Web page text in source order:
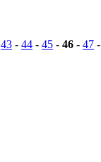
43 - 44 - 45 - 46 - 47 -